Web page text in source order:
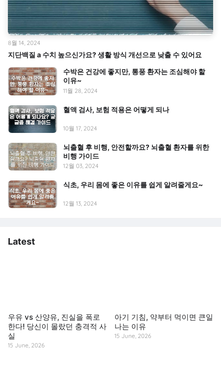
지단백질 a 수치 높으신가요? 생활 방식 개선으로 낮출 수 있어요
8월 14, 2024
수박은 건강에 좋지만, 통풍 환자는 조심해야 할
이유~
11월 28, 2024
혈액 검사, 보험 적용은 어떻게 되나
10월 17, 2024
뇌출혈 후 비행, 안전할까요? 뇌출혈 환자를 위한
비행 가이드
12월 03, 2024
식초, 우리 몸에 좋은 이유를 쉽게 알려줄게요~
12월 13, 2024
Latest
우유 vs 산양유, 진실을 폭로
한다! 당신이 몰랐던 충격적 사
실
15 June, 2026
아기 기침, 약부터 먹이면 큰일
나는 이유
15 June, 2026